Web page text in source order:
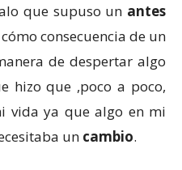
que supuso un antes
cómo consecuencia de un
de despertar algo
hizo que ,poco a poco,
vida ya que algo en mi
un cambio.